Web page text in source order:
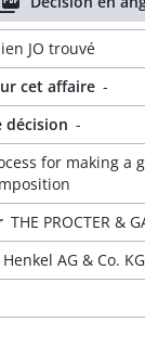
JO trouvé
cet affaire -
décision -
for making a
THE PROCTER &
Henkel AG & Co.